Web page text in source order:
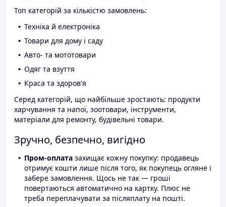
Топ категорій за кількістю замовлень:
Техніка й електроніка
Товари для дому і саду
Авто- та мототовари
Одяг та взуття
Краса та здоров'я
Серед категорій, що найбільше зростають: продукти
харчування та напої, зоотовари, інструменти,
матеріали для ремонту, будівельні товари.
Зручно, безпечно, вигідно
Пром-оплата захищає кожну покупку: продавець
отримує кошти лише після того, як покупець огляне і
забере замовлення. Щось не так — гроші
повертаються автоматично на картку. Плюс не
треба переплачувати за післяплату на пошті.